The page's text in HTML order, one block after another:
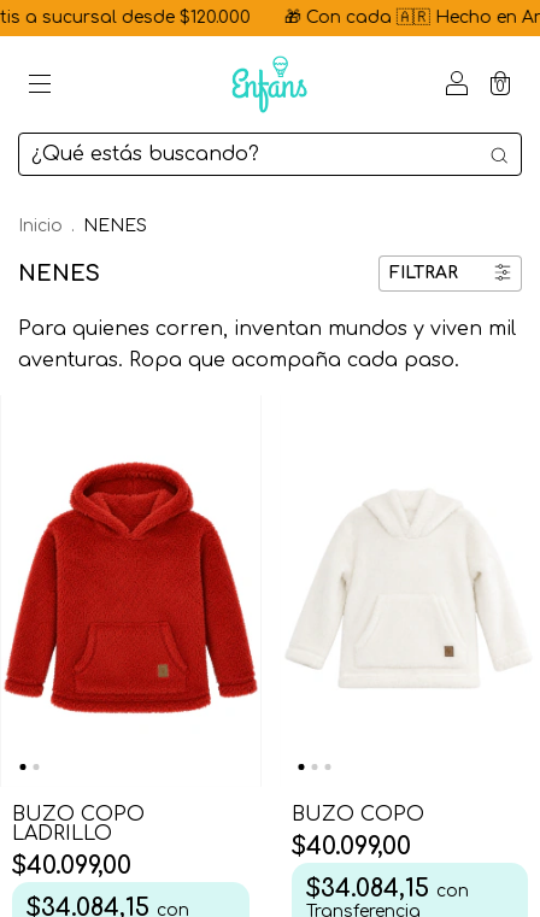
desde $120.000 🎁 Con cada 🇦🇷 Hecho en Argentina |
0
Inicio . NENES
NENES FILTRAR
Para quienes corren, inventan mundos y viven mil
aventuras. Ropa que acompaña cada paso.
BUZO COPO
LADRILLO
$40.099,00
$34.084,15 con
BUZO COPO
$40.099,00
$34.084,15 con
Transferencia